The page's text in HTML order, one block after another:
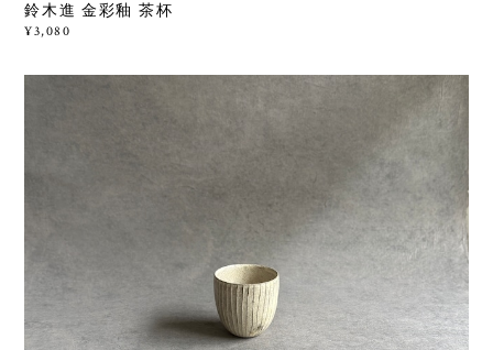
鈴木進 金彩釉 茶杯
¥3,080